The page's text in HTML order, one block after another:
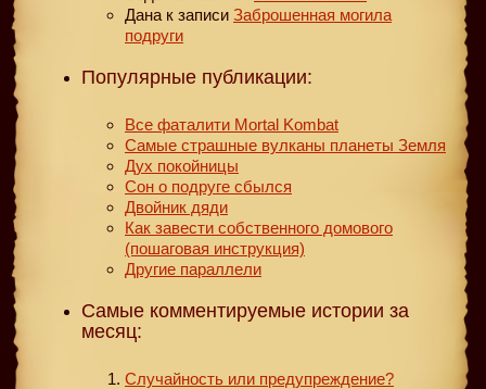
Дана к записи Заброшенная могила
подруги
Популярные публикации:
Все фаталити Mortal Kombat
Самые страшные вулканы планеты Земля
Дух покойницы
Сон о подруге сбылся
Двойник дяди
Как завести собственного домового
(пошаговая инструкция)
Другие параллели
Самые комментируемые истории за
месяц:
Случайность или предупреждение?